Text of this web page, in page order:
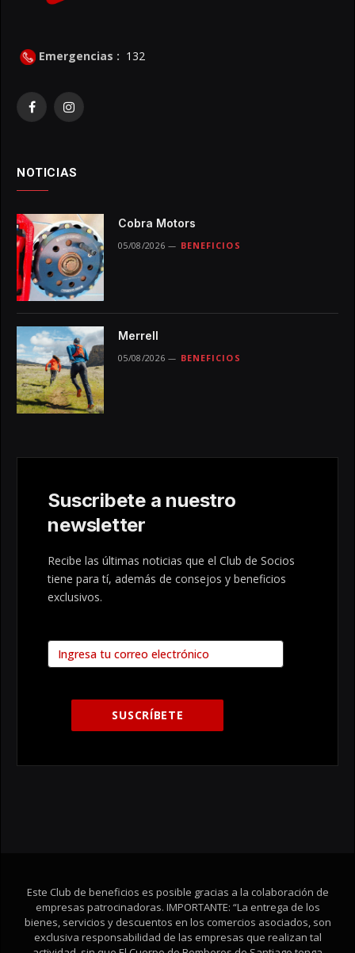
Emergencias : 132
FacebookInstagram
NOTICIAS
Cobra Motors
05/08/2026 BENEFICIOS
Merrell
05/08/2026 BENEFICIOS
Suscribete a nuestro
newsletter
Recibe las últimas noticias que el Club de Socios
tiene para tí, además de consejos y beneficios
exclusivos.
Este Club de beneficios es posible gracias a la colaboración de
empresas patrocinadoras. IMPORTANTE: “La entrega de los
bienes, servicios y descuentos en los comercios asociados, son
exclusiva responsabilidad de las empresas que realizan tal